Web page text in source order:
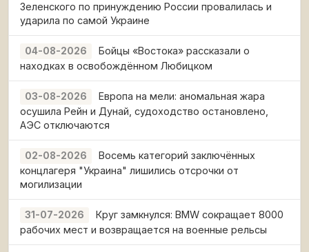
Зеленского по принуждению России провалилась и
ударила по самой Украине
04-08-2026
Бойцы «Востока» рассказали о
находках в освобождённом Любицком
03-08-2026
Европа на мели: аномальная жара
осушила Рейн и Дунай, судоходство остановлено,
АЭС отключаются
02-08-2026
Восемь категорий заключённых
концлагеря "Украина" лишились отсрочки от
могилизации
31-07-2026
Круг замкнулся: BMW сокращает 8000
рабочих мест и возвращается на военные рельсы